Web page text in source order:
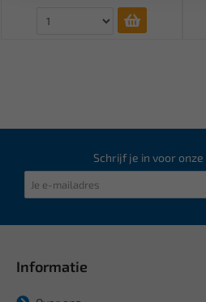
Schrijf je in voor onze
Informatie